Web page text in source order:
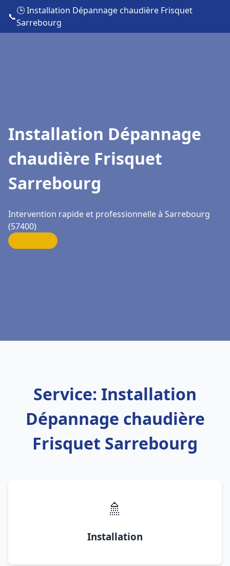
📞
🕒 Installation Dépannage chaudière Frisquet
Sarrebourg
Installation Dépannage
chaudière Frisquet
Sarrebourg
Intervention rapide et professionnelle à Sarrebourg
(57400)
Service: Installation
Dépannage chaudière
Frisquet Sarrebourg
🚿
Installation